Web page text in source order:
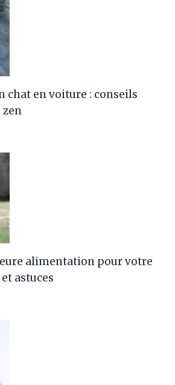
chat en voiture : conseils
zen
alimentation pour votre
astuces